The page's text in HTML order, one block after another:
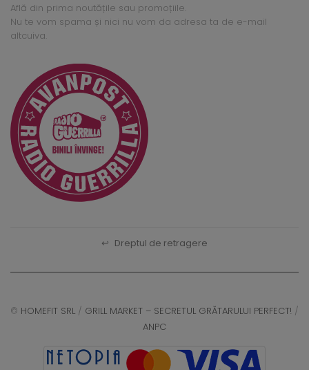
Află din prima noutățile sau promoțiile.
Nu te vom spama și nici nu vom da adresa ta de e-mail
altcuiva.
↩ Dreptul de retragere
© HOMEFIT SRL / GRILL MARKET – SECRETUL GRĂTARULUI PERFECT! /
ANPC